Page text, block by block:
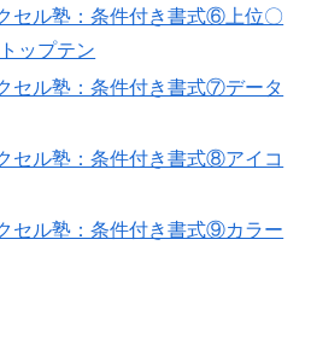
セル塾：条件付き書式⑥上位〇
ップテン
セル塾：条件付き書式⑦データ
セル塾：条件付き書式⑧アイコ
セル塾：条件付き書式⑨カラー